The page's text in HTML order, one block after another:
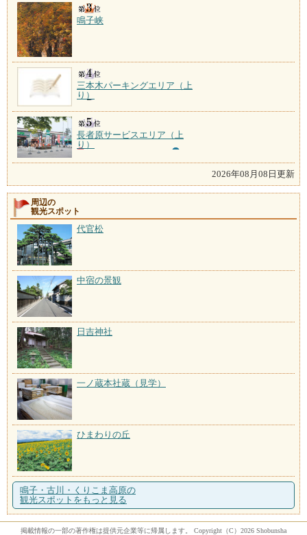
鳴子峡
三本木パーキングエリア（上
り）
長者原サービスエリア（上
り）
2026年08月08日更新
周辺の
観光スポット
代官松
中宿の景観
日吉神社
一ノ蔵本社蔵（見学）
ひまわりの丘
鳴子・古川・くりこま高原の
観光スポットをもっと見る
掲載情報の一部の著作権は提供元企業等に帰属します。 Copyright（C）2026 Shobunsha